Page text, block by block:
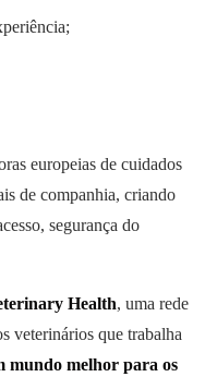
europeias de cuidados
de companhia, criando
segurança do
Health, uma rede
veterinários que trabalha
mundo melhor para os